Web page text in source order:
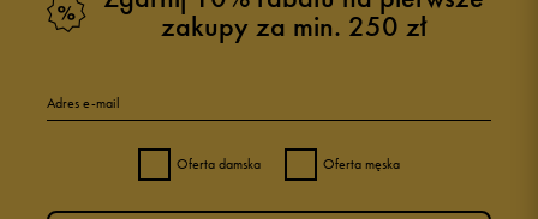
zakupy za min. 250 zł
Adres e-mail
Oferta damska Oferta męska